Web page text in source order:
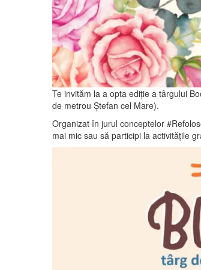
Te invităm la a opta ediţie a târgului
de metrou Ștefan cel Mare).
Organizat în jurul conceptelor
mai mic sau să participi la activităţile